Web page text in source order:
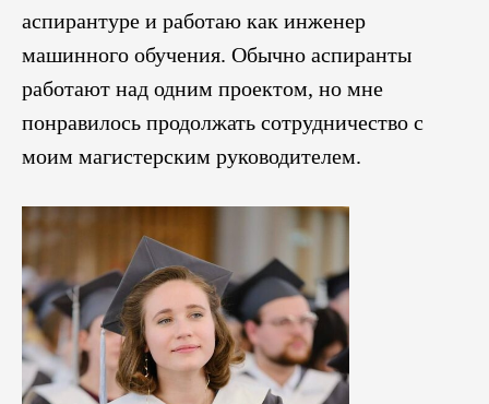
аспирантуре и работаю как инженер
машинного обучения. Обычно аспиранты
работают над одним проектом, но мне
понравилось продолжать сотрудничество с
моим магистерским руководителем.